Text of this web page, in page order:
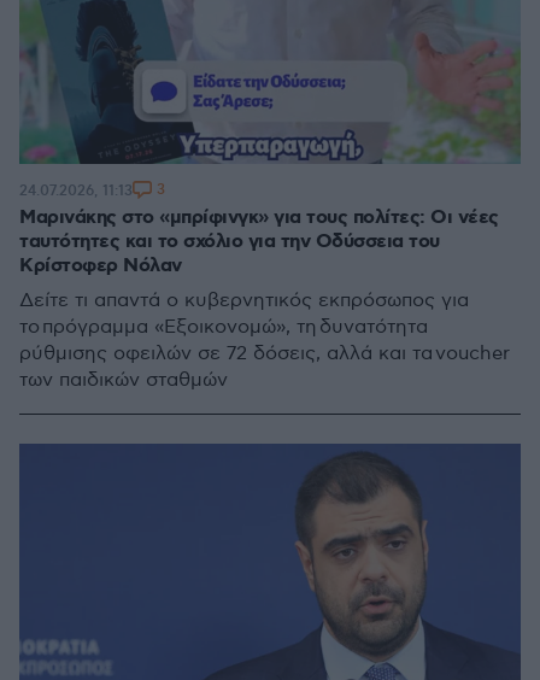
Μαρινάκης στο «μπρίφινγκ» για τους πολίτες: Οι νέες
ταυτότητες και το σχόλιο για την Οδύσσεια του
Κρίστοφερ Νόλαν
Δείτε τι απαντά ο κυβερνητικός εκπρόσωπος για
το πρόγραμμα «Εξοικονομώ», τη δυνατότητα
ρύθμισης οφειλών σε 72 δόσεις, αλλά και τα voucher
των παιδικών σταθμών
24.07.2026, 11:13 3